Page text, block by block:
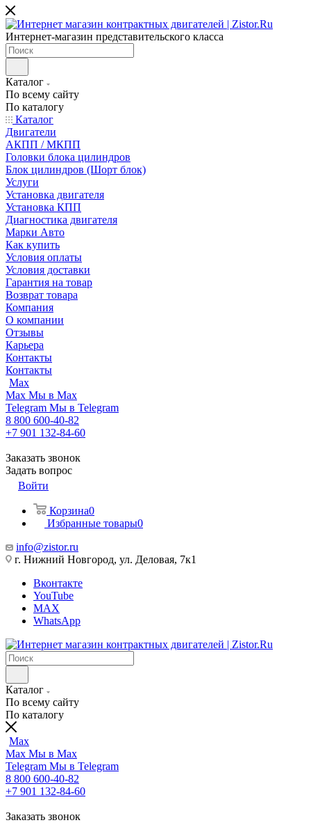
Интернет-магазин представительского класса
Каталог
По всему сайту
По каталогу
Каталог
Двигатели
АКПП / МКПП
Головки блока цилиндров
Блок цилиндров (Шорт блок)
Услуги
Установка двигателя
Установка КПП
Диагностика двигателя
Марки Авто
Как купить
Условия оплаты
Условия доставки
Гарантия на товар
Возврат товара
Компания
О компании
Отзывы
Карьера
Контакты
Контакты
Max
Max Мы в Max
Telegram Мы в Telegram
8 800 600-40-82
+7 901 132-84-60
Заказать звонок
Задать вопрос
Войти
Корзина0
Избранные товары0
info@zistor.ru
г. Нижний Новгород, ул. Деловая, 7к1
Вконтакте
YouTube
MAX
WhatsApp
Каталог
По всему сайту
По каталогу
Max
Max Мы в Max
Telegram Мы в Telegram
8 800 600-40-82
+7 901 132-84-60
Заказать звонок